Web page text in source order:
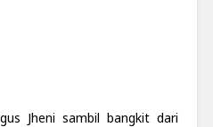
Jheni sambil bangkit dari